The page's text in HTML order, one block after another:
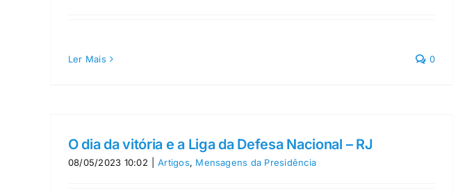
Ler Mais 0
O dia da vitória e a Liga da Defesa Nacional – RJ
08/05/2023 10:02 Artigos, Mensagens da Presidência